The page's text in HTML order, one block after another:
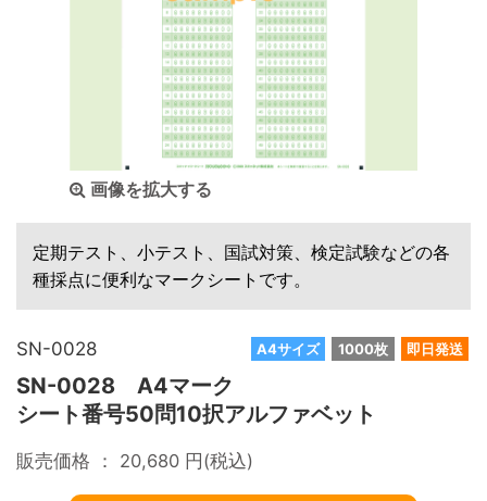
画像を拡大する
定期テスト、小テスト、国試対策、検定試験などの各
種採点に便利なマークシートです。
A4サイズ 1000枚 即日発送
SN-0028
SN-0028 A4マーク
シート番号50問10択アルファベット
販売価格 ： 20,680 円(税込)